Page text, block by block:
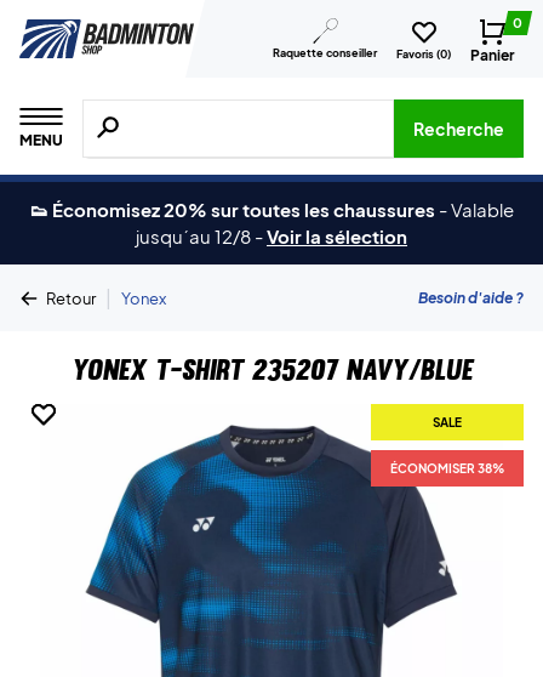
Raquette conseiller Favoris (0)
0
Panier
MENU
Recherche de produits, de marques, etc.
Recherche
👟 Économisez 20% sur toutes les chaussures -Valable
jusqu´au 12/8 -Voir la sélection
Retour | Yonex Besoin d'aide ?
Yonex T-shirt 235207 Navy/Blue
SALE
ÉCONOMISER 38%
SALE
ÉCONOMISER 38%